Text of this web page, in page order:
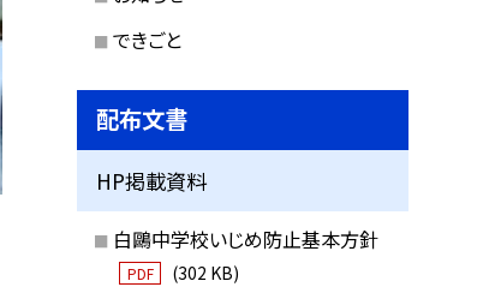
できごと
配布文書
HP掲載資料
白鷗中学校いじめ防止基本方針
PDF (302 KB)